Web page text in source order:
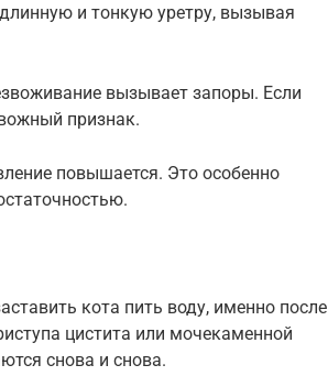
и тонкую уретру, вызывая
вызывает запоры. Если
признак.
повышается. Это особенно
кота пить воду, именно после
цистита или мочекаменной
снова и снова.